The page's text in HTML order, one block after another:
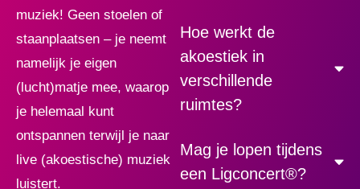
muziek! Geen stoelen of
staanplaatsen – je neemt
namelijk je eigen
(lucht)matje mee, waarop
je helemaal kunt
ontspannen terwijl je naar
live (akoestische) muziek
luistert.
Hoe werkt de
akoestiek in
verschillende
ruimtes?
Mag je lopen tijdens
een Ligconcert®?